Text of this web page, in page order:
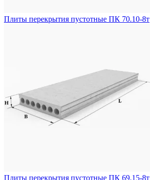
Плиты перекрытия пустотные ПК 70.10-8т
Плиты перекрытия пустотные ПК 69.15-8т